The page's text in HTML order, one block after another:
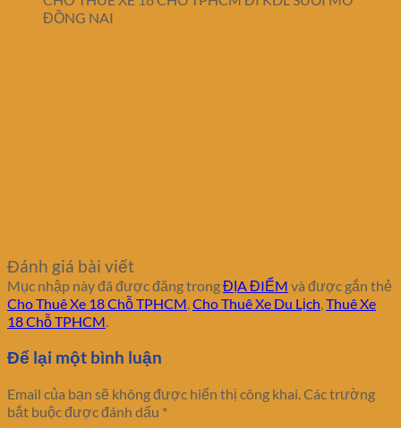
ĐỒNG NAI
Đánh giá bài viết
Mục nhập này đã được đăng trongĐỊA ĐIỂM và được gắn thẻ
Cho Thuê Xe 18 Chỗ TPHCM,Cho Thuê Xe Du Lịch,Thuê Xe
18 Chỗ TPHCM.
Để lại một bình luận
Email của bạn sẽ không được hiển thị công khai.Các trường
bắt buộc được đánh dấu *